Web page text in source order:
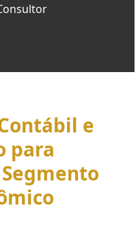
e
para